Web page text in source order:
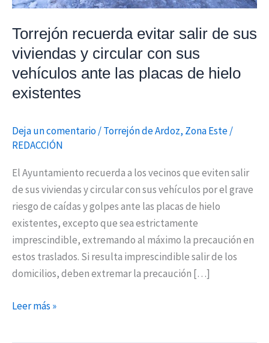
Torrejón recuerda evitar salir de sus
viviendas y circular con sus
vehículos ante las placas de hielo
existentes
Deja un comentario/Torrejón de Ardoz, Zona Este/
REDACCIÓN
El Ayuntamiento recuerda a los vecinos que eviten salir
de sus viviendas y circular con sus vehículos por el grave
riesgo de caídas y golpes ante las placas de hielo
existentes, excepto que sea estrictamente
imprescindible, extremando al máximo la precaución en
estos traslados. Si resulta imprescindible salir de los
domicilios, deben extremar la precaución […]
con
sus
vehículos
ante
las
de
hielo
Leer más »